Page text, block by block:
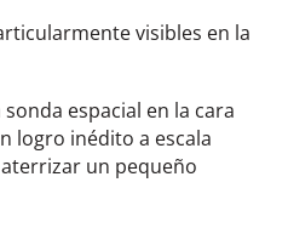
visibles en la
espacial en la cara
logro inédito a escala
un pequeño